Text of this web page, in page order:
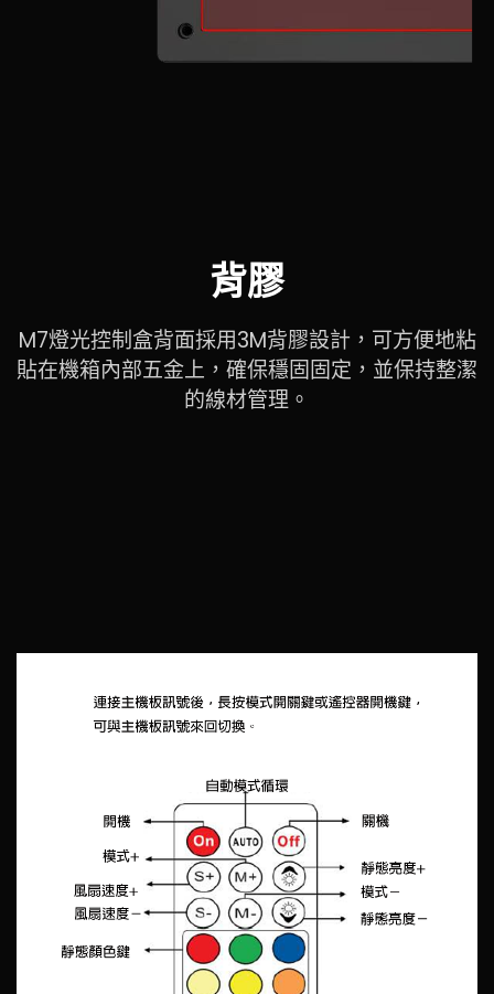
背膠
M7燈光控制盒背面採用3M背膠設計，可方便地粘
貼在機箱內部五金上，確保穩固固定，並保持整潔
的線材管理。